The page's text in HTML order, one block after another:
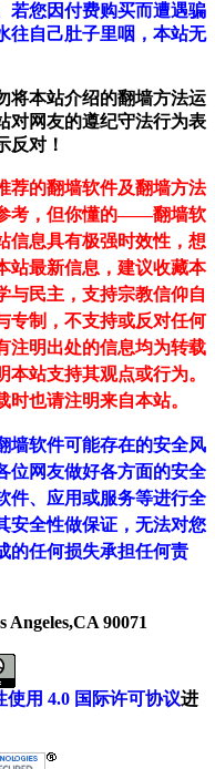
若您因付费购买而遭遇骗
往自己肚子里咽，本站无
将本站介绍的翻墙方法运
对网友的遵纪守法行为表
反对！
荐的翻墙软件及翻墙方法
考，但你懂的——翻墙软
信息具有极强时效性，想
站最新信息，建议收藏本
与民主，支持宗教信仰自
专制，不支持或反对任何
注明出处的信息均为转载
站支持其观点或行为。
也请注明来自本站。
墙软件可能存在的安全风
位网友做好各方面的安全
件、应用或服务等进行全
安全性做保证，无法对您
的任何损失承担任何责
Angeles,CA 90071
用 4.0 国际许可协议进